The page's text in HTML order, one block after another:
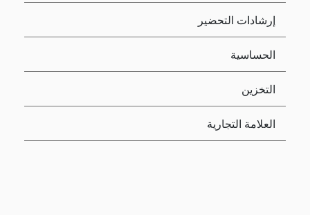
إرشادات التحضير
الحساسية
التخزين
العلامة التجارية